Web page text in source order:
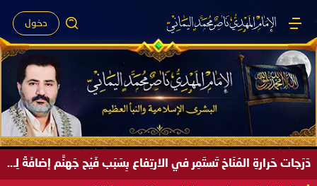
دخول
دَرَجات حَرارةِ المُنَاخ تَستَمِر في الارتِفاع بِسَبَب فَيْح جَهنَّم إضافَةً لِحرارةِ الشَّمس في مُحكَم القُرآن العَظيم ..